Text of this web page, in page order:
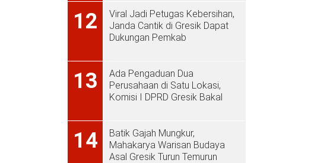
12
Viral Jadi Petugas Kebersihan,
Janda Cantik di Gresik Dapat
Dukungan Pemkab
13
Ada Pengaduan Dua
Perusahaan di Satu Lokasi,
Komisi I DPRD Gresik Bakal
14
Batik Gajah Mungkur,
Mahakarya Warisan Budaya
Asal Gresik Turun Temurun